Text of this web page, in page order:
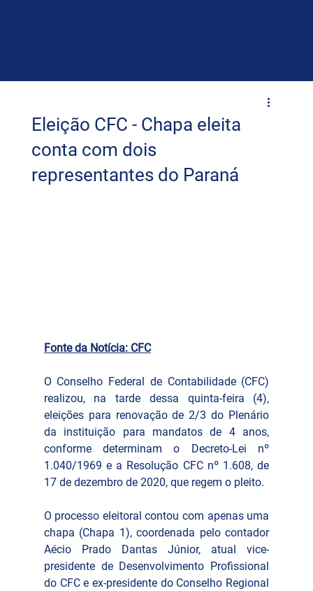
Eleição CFC - Chapa eleita
conta com dois
representantes do Paraná
Fonte da Notícia: CFC
O Conselho Federal de Contabilidade (CFC)
realizou, na tarde dessa quinta-feira (4),
eleições para renovação de 2/3 do Plenário
da instituição para mandatos de 4 anos,
conforme determinam o Decreto-Lei nº
1.040/1969 e a Resolução CFC nº 1.608, de
17 de dezembro de 2020, que regem o pleito.
O processo eleitoral contou com apenas uma
chapa (Chapa 1), coordenada pelo contador
Aécio Prado Dantas Júnior, atual vice-
presidente de Desenvolvimento Profissional
do CFC e ex-presidente do Conselho Regional